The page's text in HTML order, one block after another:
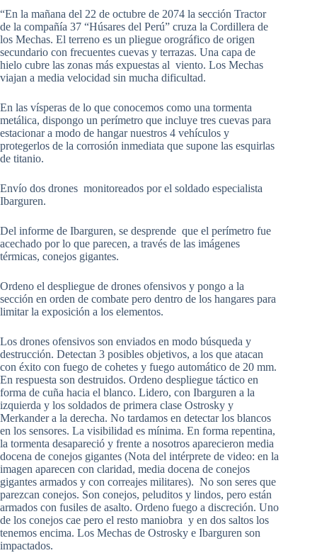
“En la mañana del 22 de octubre de 2074 la sección Tractor
de la compañía 37 “Húsares del Perú” cruza la Cordillera de
los Mechas. El terreno es un pliegue orográfico de origen
secundario con frecuentes cuevas y terrazas. Una capa de
hielo cubre las zonas más expuestas al viento. Los Mechas
viajan a media velocidad sin mucha dificultad.
En las vísperas de lo que conocemos como una tormenta
metálica, dispongo un perímetro que incluye tres cuevas para
estacionar a modo de hangar nuestros 4 vehículos y
protegerlos de la corrosión inmediata que supone las esquirlas
de titanio.
Envío dos drones monitoreados por el soldado especialista
Ibarguren.
Del informe de Ibarguren, se desprende que el perímetro fue
acechado por lo que parecen, a través de las imágenes
térmicas, conejos gigantes.
Ordeno el despliegue de drones ofensivos y pongo a la
sección en orden de combate pero dentro de los hangares para
limitar la exposición a los elementos.
Los drones ofensivos son enviados en modo búsqueda y
destrucción. Detectan 3 posibles objetivos, a los que atacan
con éxito con fuego de cohetes y fuego automático de 20 mm.
En respuesta son destruidos. Ordeno despliegue táctico en
forma de cuña hacia el blanco. Lidero, con Ibarguren a la
izquierda y los soldados de primera clase Ostrosky y
Merkander a la derecha. No tardamos en detectar los blancos
en los sensores. La visibilidad es mínima. En forma repentina,
la tormenta desapareció y frente a nosotros aparecieron media
docena de conejos gigantes (Nota del intérprete de video: en la
imagen aparecen con claridad, media docena de conejos
gigantes armados y con correajes militares). No son seres que
parezcan conejos. Son conejos, peluditos y lindos, pero están
armados con fusiles de asalto. Ordeno fuego a discreción. Uno
de los conejos cae pero el resto maniobra y en dos saltos los
tenemos encima. Los Mechas de Ostrosky e Ibarguren son
impactados.